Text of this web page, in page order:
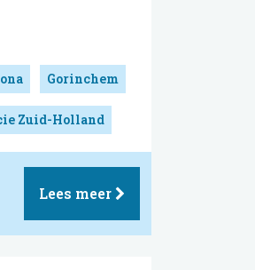
Gorinchem
Zuid-Holland
Lees meer